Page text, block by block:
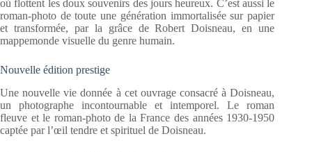
où flottent les doux souvenirs des jours heureux. C’est aussi le
roman-photo de toute une génération immortalisée sur papier
et transformée, par la grâce de Robert Doisneau, en une
mappemonde visuelle du genre humain.
Nouvelle édition prestige
Une nouvelle vie donnée à cet ouvrage consacré à Doisneau,
un photographe incontournable et intemporel. Le roman
fleuve et le roman-photo de la France des années 1930-1950
captée par l’œil tendre et spirituel de Doisneau.